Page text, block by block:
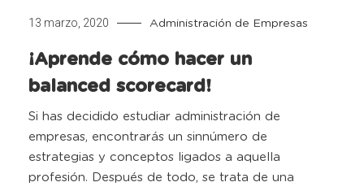
13 marzo, 2020 Administración de Empresas
¡Aprende cómo hacer un
balanced scorecard!
Si has decidido estudiar administración de
empresas, encontrarás un sinnúmero de
estrategias y conceptos ligados a aquella
profesión. Después de todo, se trata de una